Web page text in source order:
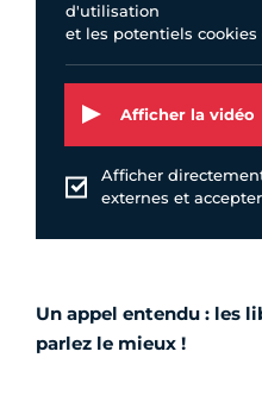
d'utilisation
et les potentiels cookies
Afficher la vidéo
Afficher
externes et
Un appel entendu : les
parlez le mieux !